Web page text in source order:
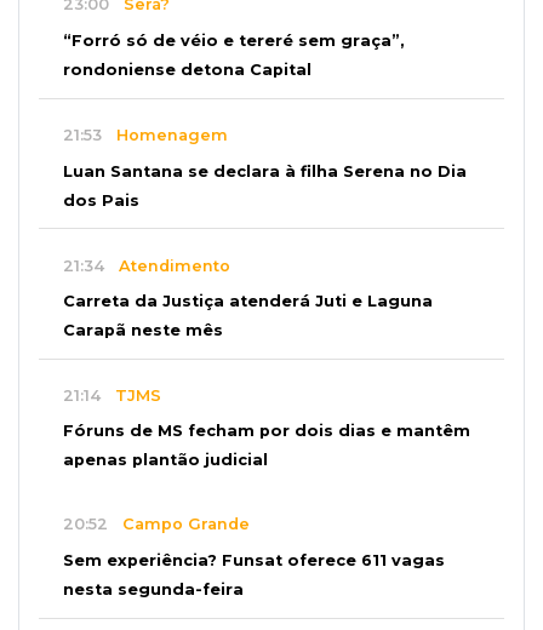
23:00 Será?
“Forró só de véio e tereré sem graça”,
rondoniense detona Capital
21:53 Homenagem
Luan Santana se declara à filha Serena no Dia
dos Pais
21:34 Atendimento
Carreta da Justiça atenderá Juti e Laguna
Carapã neste mês
21:14 TJMS
Fóruns de MS fecham por dois dias e mantêm
apenas plantão judicial
20:52 Campo Grande
Sem experiência? Funsat oferece 611 vagas
nesta segunda-feira